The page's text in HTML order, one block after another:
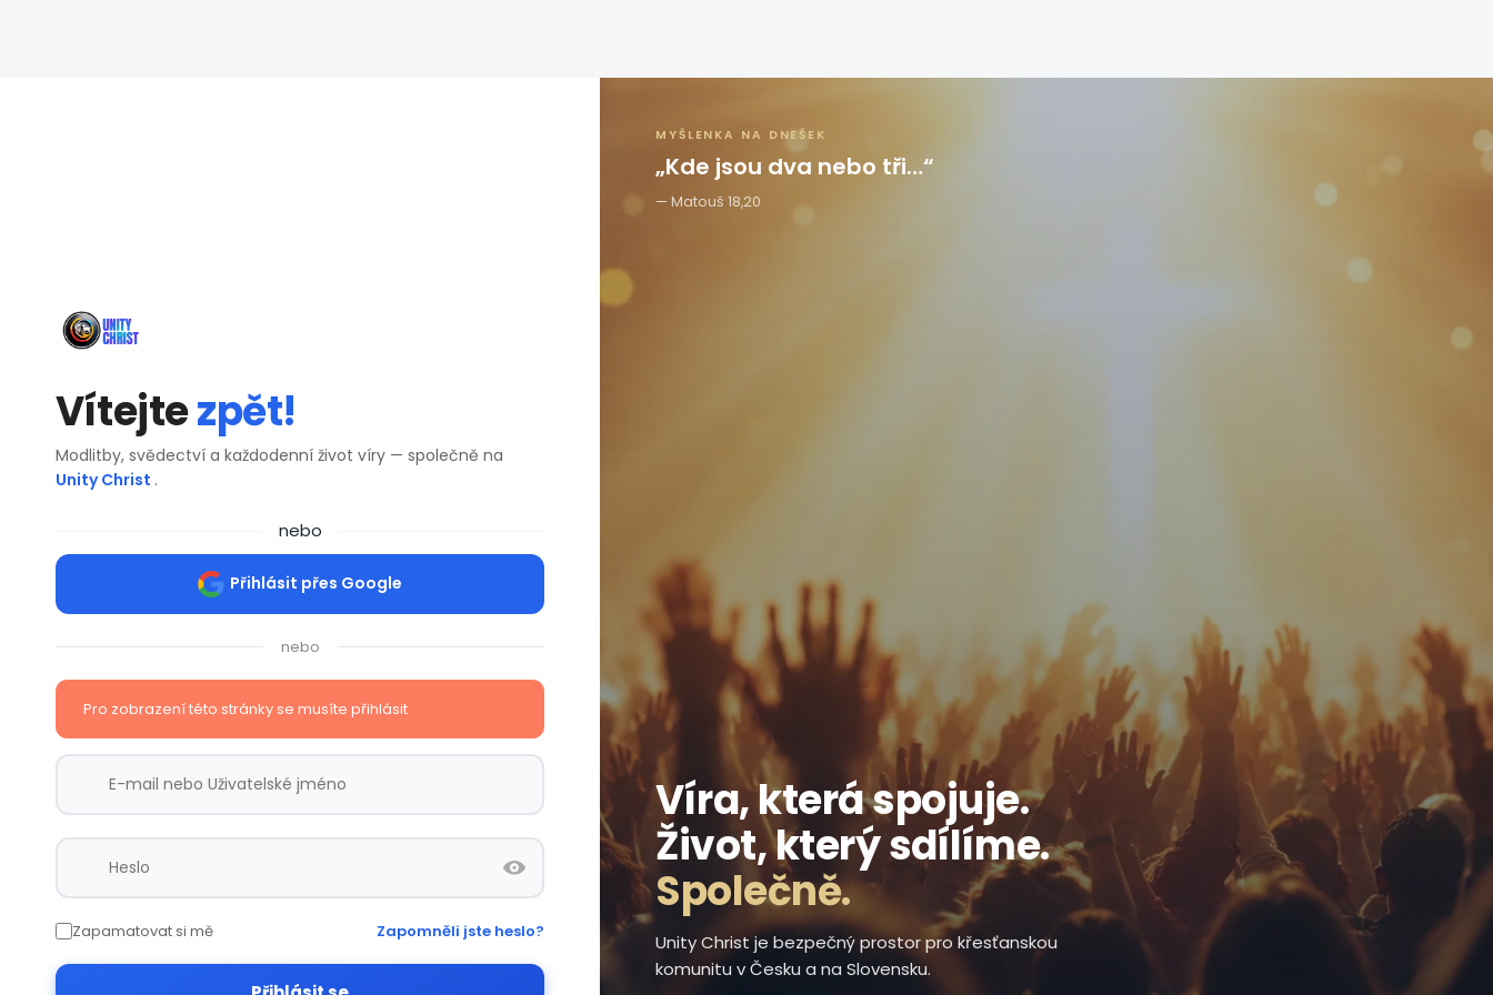
Vítejtezpět!
Modlitby, svědectví a každodenní život víry — společně na
Unity Christ .
nebo
Přihlásit přes Google
nebo
Pro zobrazení této stránky se musíte přihlásit
Zapamatovat si mě Zapomněli jste heslo?
Víra, která spojuje.
Život, který sdílíme.
Společně.
Unity Christ je bezpečný prostor pro křesťanskou
komunitu v Česku a na Slovensku.
MYŠLENKA NA DNEŠEK
„Kde jsou dva nebo tři…“
Matouš 18,20